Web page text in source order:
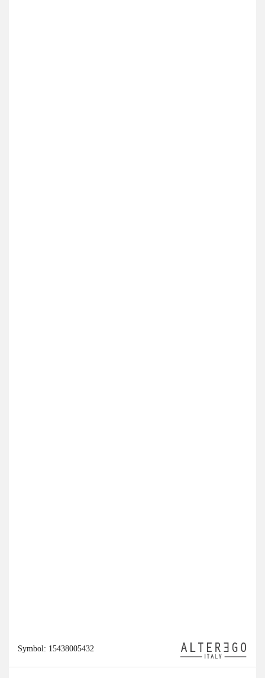
Symbol: 15438005432